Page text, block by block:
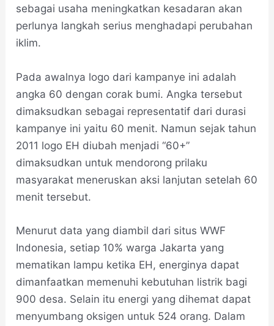
sebagai usaha meningkatkan kesadaran akan
perlunya langkah serius menghadapi perubahan
iklim.
Pada awalnya logo dari kampanye ini adalah
angka 60 dengan corak bumi. Angka tersebut
dimaksudkan sebagai representatif dari durasi
kampanye ini yaitu 60 menit. Namun sejak tahun
2011 logo EH diubah menjadi “60+”
dimaksudkan untuk mendorong prilaku
masyarakat meneruskan aksi lanjutan setelah 60
menit tersebut.
Menurut data yang diambil dari situs WWF
Indonesia, setiap 10% warga Jakarta yang
mematikan lampu ketika EH, energinya dapat
dimanfaatkan memenuhi kebutuhan listrik bagi
900 desa. Selain itu energi yang dihemat dapat
menyumbang oksigen untuk 524 orang. Dalam